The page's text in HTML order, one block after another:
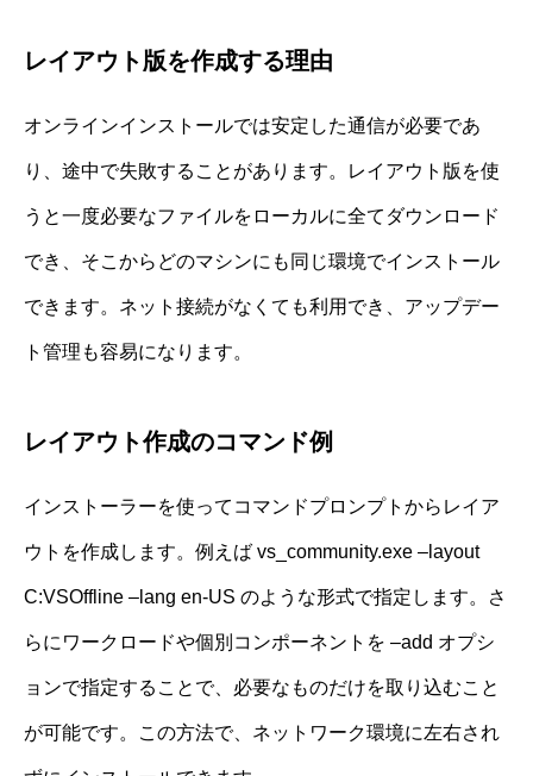
レイアウト版を作成する理由
オンラインインストールでは安定した通信が必要であ
り、途中で失敗することがあります。レイアウト版を使
うと一度必要なファイルをローカルに全てダウンロード
でき、そこからどのマシンにも同じ環境でインストール
できます。ネット接続がなくても利用でき、アップデー
ト管理も容易になります。
レイアウト作成のコマンド例
インストーラーを使ってコマンドプロンプトからレイア
ウトを作成します。例えば vs_community.exe –layout
C:VSOffline –lang en-US のような形式で指定します。さ
らにワークロードや個別コンポーネントを –add オプシ
ョンで指定することで、必要なものだけを取り込むこと
が可能です。この方法で、ネットワーク環境に左右され